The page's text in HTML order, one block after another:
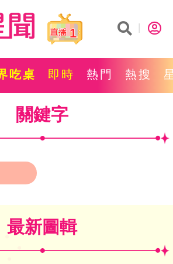
1
吃桌 即時 熱門 熱搜
關鍵字
最新圖輯